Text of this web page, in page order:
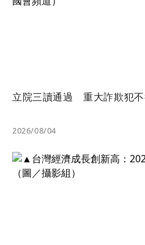
立院三讀通過 重大詐欺犯
2026/08/04